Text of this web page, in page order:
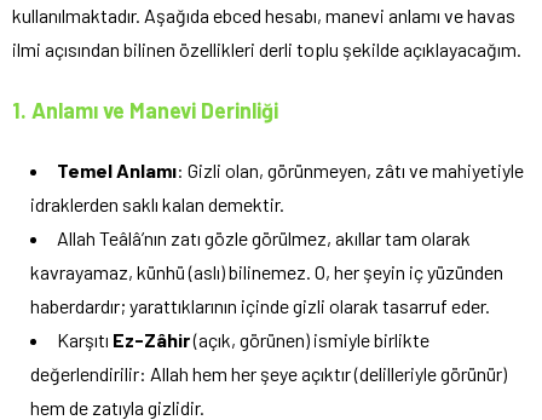
kullanılmaktadır. Aşağıda ebced hesabı, manevi anlamı ve havas
ilmi açısından bilinen özellikleri derli toplu şekilde açıklayacağım.
1. Anlamı ve Manevi Derinliği
Temel Anlamı: Gizli olan, görünmeyen, zâtı ve mahiyetiyle
idraklerden saklı kalan demektir.
Allah Teâlâ’nın zatı gözle görülmez, akıllar tam olarak
kavrayamaz, künhü (aslı) bilinemez. O, her şeyin iç yüzünden
haberdardır; yarattıklarının içinde gizli olarak tasarruf eder.
Karşıtı Ez-Zâhir(açık, görünen) ismiyle birlikte
değerlendirilir: Allah hem her şeye açıktır (delilleriyle görünür)
hem de zatıyla gizlidir.